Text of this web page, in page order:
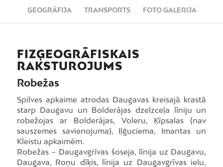
ĢEOGRĀFIJA TRANSPORTS FOTO GALERIJA
FIZĢEOGRĀFISKAIS
RAKSTUROJUMS
Robežas
Spilves apkaime atrodas Daugavas kreisajā krastā
starp Daugavu un Bolderājas dzelzceļa līniju un
robežojas ar Bolderājas, Voleru, Ķīpsalas (nav
sauszemes savienojuma), Iļģuciema, Imantas un
Kleistu apkaimēm.
Robežas − Daugavgrīvas šoseja, līnija uz Daugavu,
Daugava, Roņu dīķis, līnija uz Daugavgrīvas ielu,